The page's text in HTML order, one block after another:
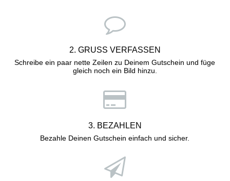
2. GRUSS VERFASSEN
Schreibe ein paar nette Zeilen zu Deinem Gutschein und füge
gleich noch ein Bild hinzu.
3. BEZAHLEN
Bezahle Deinen Gutschein einfach und sicher.